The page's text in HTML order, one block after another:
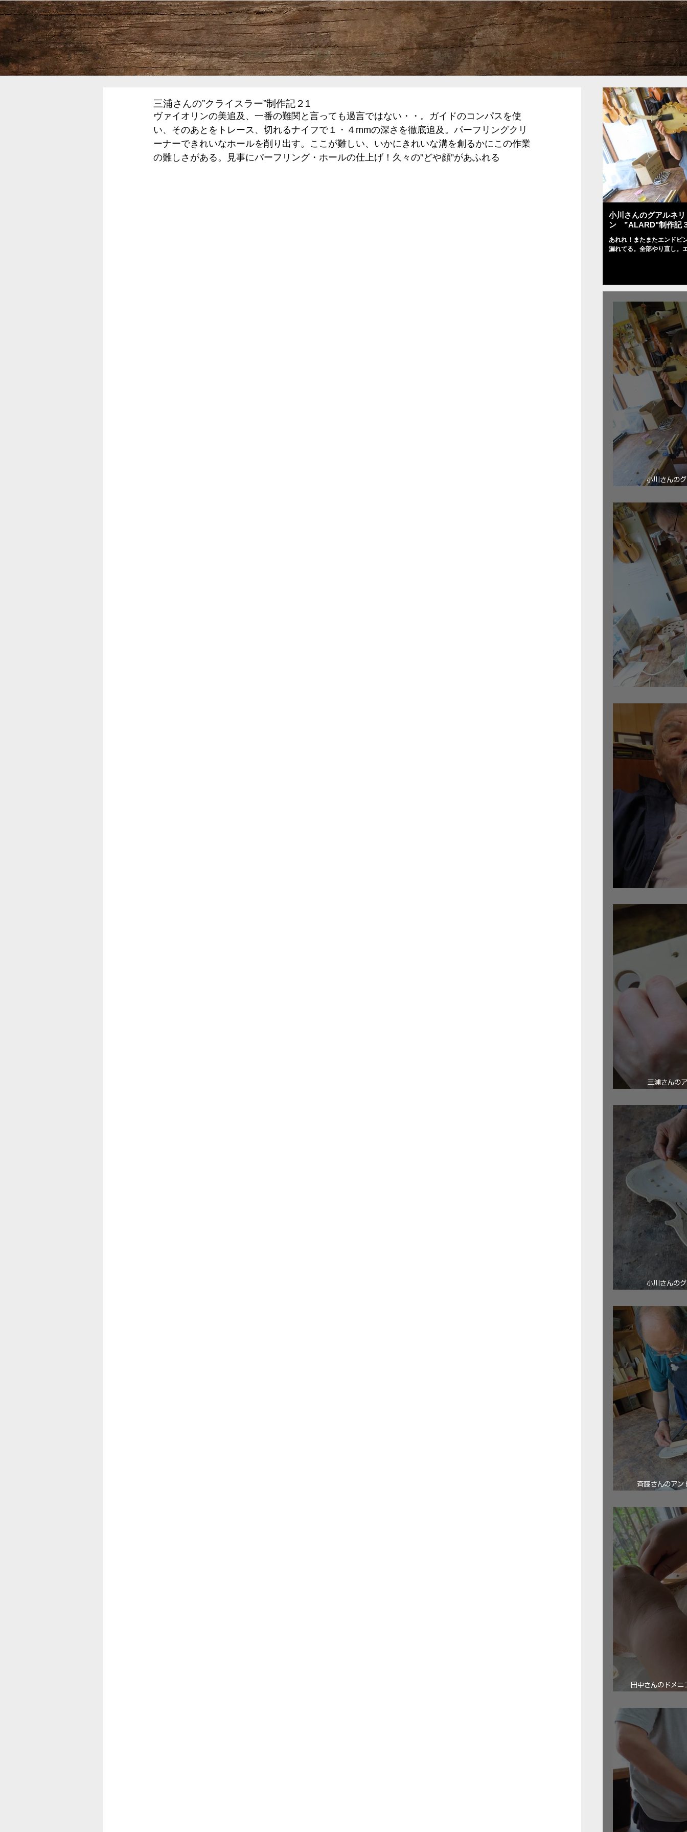
HOME ご案内 制作記 動画 ブログ 書籍
三浦さんの”クライスラー”制作記２1
ヴァイオリンの美追及、一番の難関と言っても過言ではない・・。ガイドのコンパスを使
い、そのあとをトレース、切れるナイフで１・４mmの深さを徹底追及。パーフリングクリ
ーナーできれいなホールを削り出す。ここが難しい、いかにきれいな溝を創るかにこの作業
の難しさがある。見事にパーフリング・ホールの仕上げ！久々の”どや顔”があふれる
小川さんのグアルネ
ン ”ALARD"制作記
あれれ！またまたエンドピ
漏れてる。全部やり直し。
小川さんの
三浦さんの
小川さんの
斉藤さんのア
田中さんのドメ